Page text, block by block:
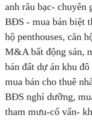
anh râu bạc-
BĐS - mua bán biệt
hộ penthouses, căn
M&A bất động sản,
bán đất dự án khu
mua bán cho thuê
BĐS nghỉ dưỡng,
tham mưu-cố vấn-